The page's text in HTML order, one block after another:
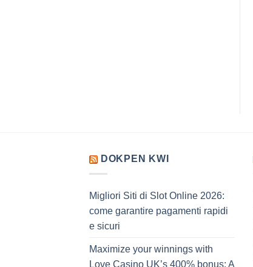
DOKPEN KWI
Migliori Siti di Slot Online 2026:
come garantire pagamenti rapidi
e sicuri
Maximize your winnings with
Love Casino UK’s 400% bonus: A